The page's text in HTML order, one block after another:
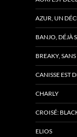
AZUR, UN
BANJO, DÉJÀ
BREAKY,
CANISSE EST
CHARLY
CROISÉ:
ELIOS